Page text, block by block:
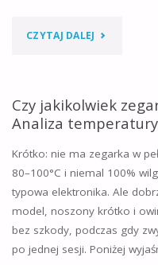
CZYTAJ DALEJ "DLACZEGO
PARUJE
POD
SZKŁEM?
POZNAJ
GŁÓWNE
PRZYCZYNY
Czy jakikolwiek
Analiza
Krótko: nie ma zegarka w
80–100°C i niemal 100%
typowa elektronika. Ale
model, noszony krótko i
bez szkody, podczas gdy
po jednej sesji. Poniżej